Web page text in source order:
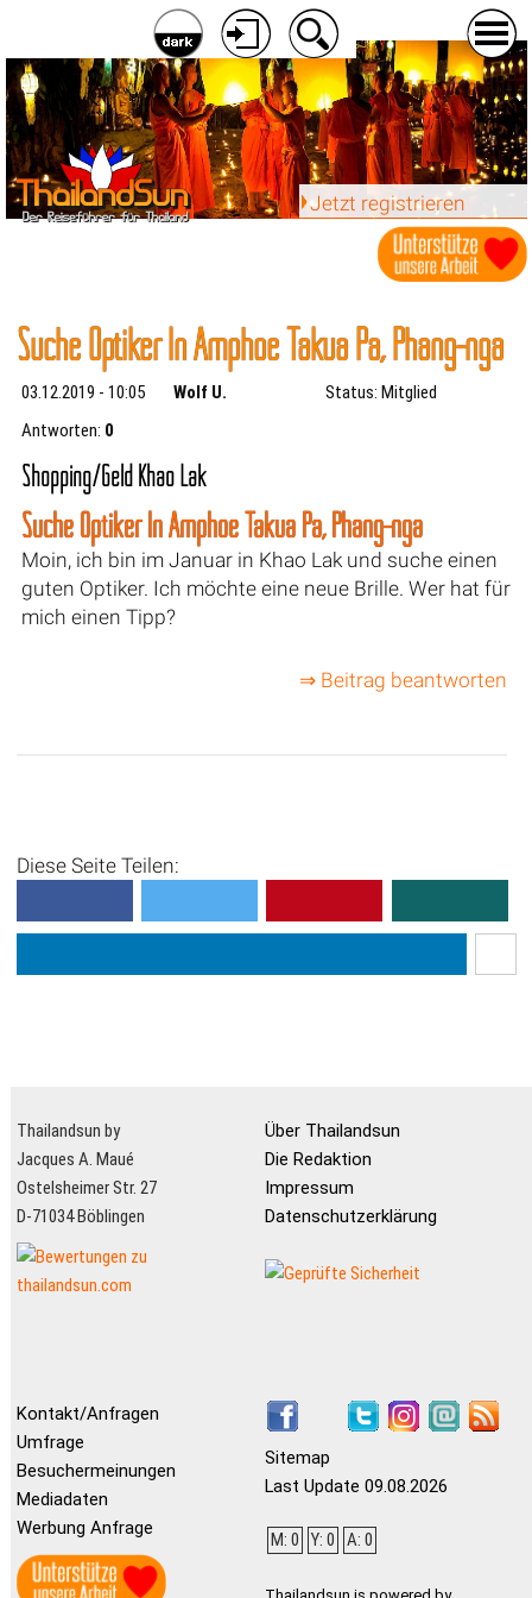
Jetzt registrieren
Suche Optiker In Amphoe Takua Pa, Phang-nga
03.12.2019 - 10:05 Wolf U.
Status: Mitglied
Antworten: 0
Shopping/Geld Khao Lak
Suche Optiker In Amphoe Takua Pa, Phang-nga
Moin, ich bin im Januar in Khao Lak und suche einen
guten Optiker. Ich möchte eine neue Brille. Wer hat für
mich einen Tipp?
⇒ Beitrag beantworten
Diese Seite Teilen:
Thailandsun by
Jacques A. Maué
Ostelsheimer Str. 27
D-71034 Böblingen
Über Thailandsun
Die Redaktion
Impressum
Datenschutzerklärung
Kontakt/Anfragen
Umfrage
Besuchermeinungen
Mediadaten
Werbung Anfrage
Sitemap
Last Update 09.08.2026
M: 0 Y: 0 A: 0